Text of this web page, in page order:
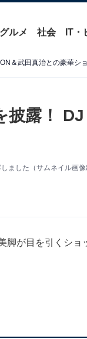
グルメ 社会 IT・
＆武田真治との豪華シ
披露！
ました（サムネイル画
脚が目を引くショ